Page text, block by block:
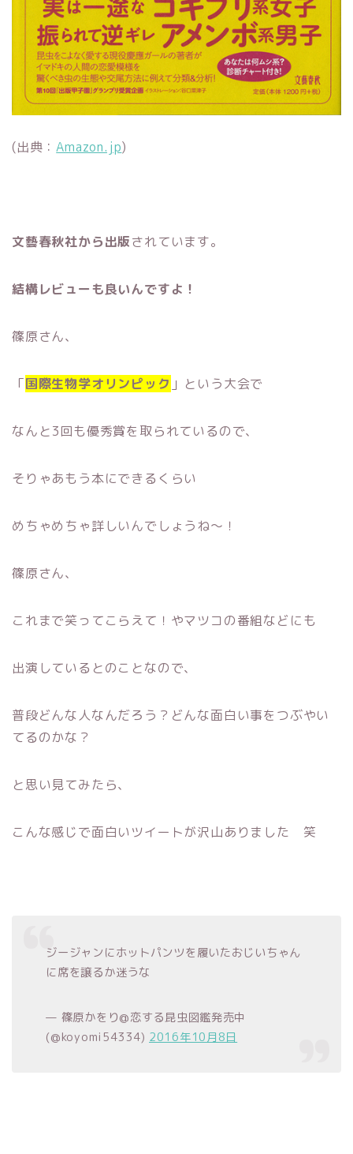
(出典：Amazon.jp)
文藝春秋社から出版されています。
結構レビューも良いんですよ！
篠原さん、
「国際生物学オリンピック 」という大会で
なんと3回も優秀賞を取られているので、
そりゃあもう本にできるくらい
めちゃめちゃ詳しいんでしょうね〜！
篠原さん、
これまで笑ってこらえて！やマツコの番組などにも
出演しているとのことなので、
普段どんな人なんだろう？どんな面白い事をつぶやい
てるのかな？
と思い見てみたら、
こんな感じで面白いツイートが沢山ありました 笑
ジージャンにホットパンツを履いたおじいちゃん
に席を譲るか迷うな
— 篠原かをり@恋する昆虫図鑑発売中
(@koyomi54334) 2016年10月8日